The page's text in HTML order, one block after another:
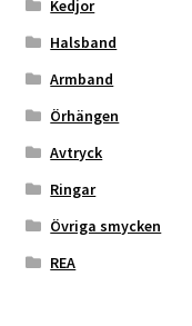
Kedjor
Halsband
Armband
Örhängen
Avtryck
Ringar
Övriga smycken
REA